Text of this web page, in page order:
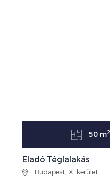
50 m2
Eladó Téglalakás
Budapest, X. kerület